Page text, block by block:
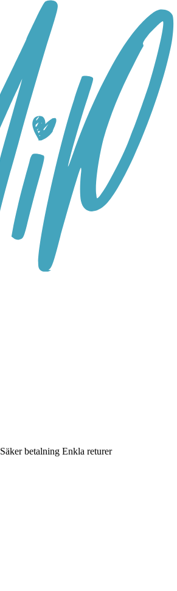
Säker betalning Enkla returer